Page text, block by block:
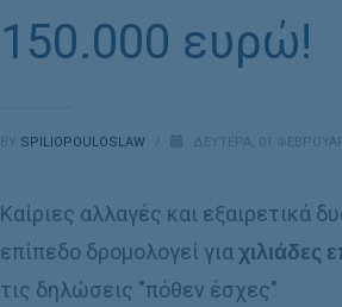
150.000 ευρώ!
BY SPILIOPOULOSLAW ΔΕΥΤΈΡΑ, 01
Καίριες αλλαγές και εξαιρετικά
επίπεδο δρομολογεί γιαχιλιάδες
τις δηλώσεις "πόθεν έσχες"